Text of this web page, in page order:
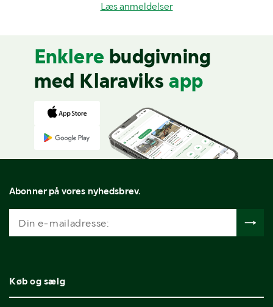
Læs anmeldelser
Enklere budgivning
med Klaraviks app
Abonner på vores nyhedsbrev.
Køb og sælg